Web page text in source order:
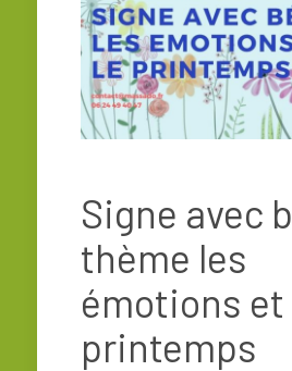
Signe avec
thème les
émotions et
printemps